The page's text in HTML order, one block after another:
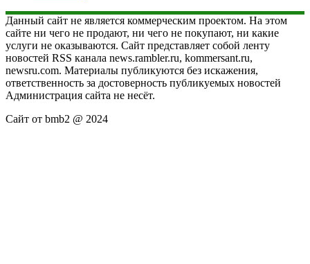
Данный сайт не является коммерческим проектом. На этом
сайте ни чего не продают, ни чего не покупают, ни какие
услуги не оказываются. Сайт представляет собой ленту
новостей RSS канала news.rambler.ru, kommersant.ru,
newsru.com. Материалы публикуются без искажения,
ответственность за достоверность публикуемых новостей
Администрация сайта не несёт.
Сайт от bmb2 @ 2024